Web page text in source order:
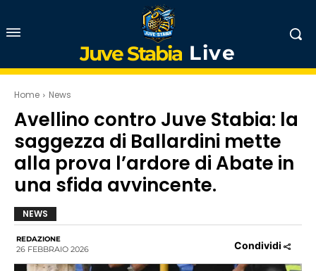
Juve Stabia Live
Home News
Avellino contro Juve Stabia: la
saggezza di Ballardini mette
alla prova l’ardore di Abate in
una sfida avvincente.
NEWS
REDAZIONE
26 FEBBRAIO 2026 Condividi